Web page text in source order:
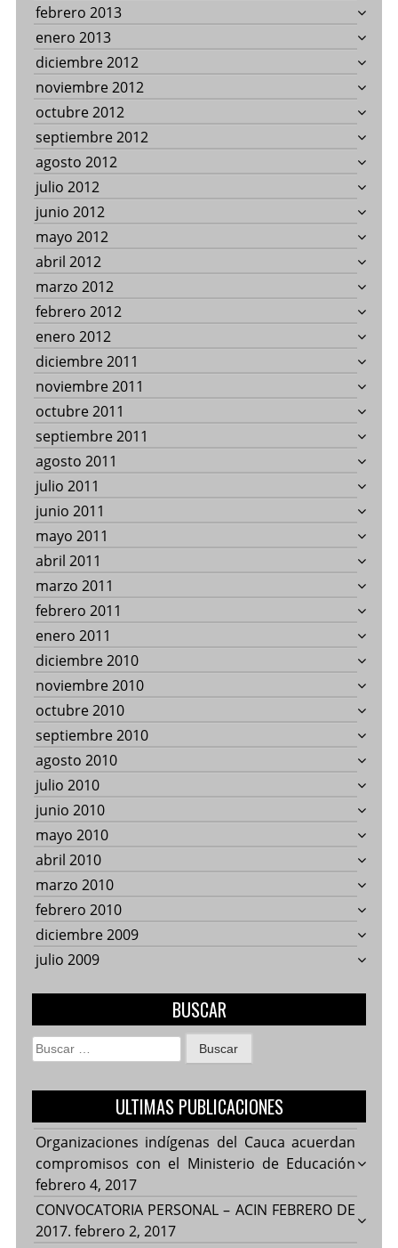
febrero 2013
enero 2013
diciembre 2012
noviembre 2012
octubre 2012
septiembre 2012
agosto 2012
julio 2012
junio 2012
mayo 2012
abril 2012
marzo 2012
febrero 2012
enero 2012
diciembre 2011
noviembre 2011
octubre 2011
septiembre 2011
agosto 2011
julio 2011
junio 2011
mayo 2011
abril 2011
marzo 2011
febrero 2011
enero 2011
diciembre 2010
noviembre 2010
octubre 2010
septiembre 2010
agosto 2010
julio 2010
junio 2010
mayo 2010
abril 2010
marzo 2010
febrero 2010
diciembre 2009
julio 2009
BUSCAR
Buscar:
ULTIMAS PUBLICACIONES
Organizaciones indígenas del Cauca acuerdan
compromisos con el Ministerio de Educación
febrero 4, 2017
CONVOCATORIA PERSONAL – ACIN FEBRERO DE
2017. febrero 2, 2017